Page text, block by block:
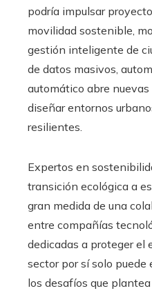
podría impulsar
movilidad sostenible,
gestión inteligente de
de datos masivos,
automático abre
diseñar entornos
resilientes.
Expertos en
transición ecológica a
gran medida de una
entre compañías
dedicadas a proteger el
sector por sí solo
los desafíos que